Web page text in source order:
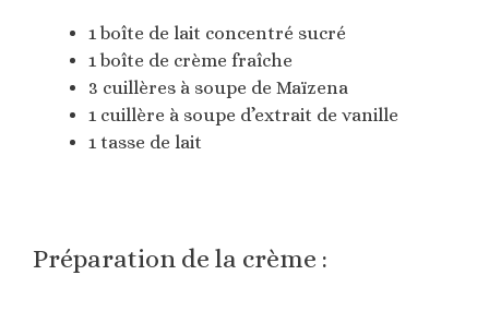
1 boîte de lait concentré sucré
1 boîte de crème fraîche
3 cuillères à soupe de Maïzena
1 cuillère à soupe d’extrait de vanille
1 tasse de lait
Préparation de la crème :